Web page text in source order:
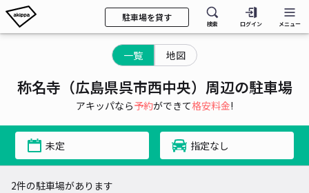
駐車場を貸す
検索 ログイン メニュー
一覧 地図
称名寺（広島県呉市西中央）周辺の駐車場
アキッパなら予約ができて格安料金!
未定 指定なし
2件の駐車場があります